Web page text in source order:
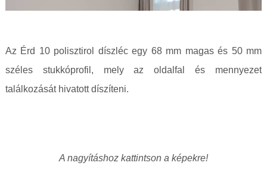
Az Érd 10 polisztirol díszléc egy 68 mm magas és 50 mm
széles stukkóprofil, mely az oldalfal és mennyezet
találkozását hivatott díszíteni.
A nagyításhoz kattintson a képekre!